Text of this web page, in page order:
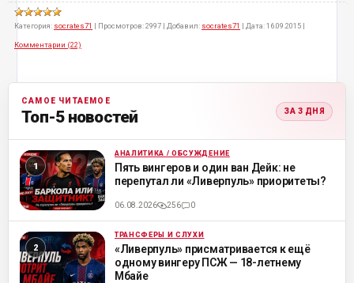
Категория: socrates71 | Просмотров:2997 | Добавил: socrates71 | Дата:16.09.2015 |
Комментарии (22)
САМОЕ ЧИТАЕМОЕ
Топ-5 новостей ЗА 3 ДНЯ
ML АНАЛИТИКА / ОБСУЖДЕНИЕ
Пять вингеров и один ван Дейк: не
перепутал ли «Ливерпуль» приоритеты?
06.08.2026 256 0
ML ТРАНСФЕРЫ И СЛУХИ
«Ливерпуль» присматривается к ещё
одному вингеру ПСЖ — 18-летнему
Мбайе